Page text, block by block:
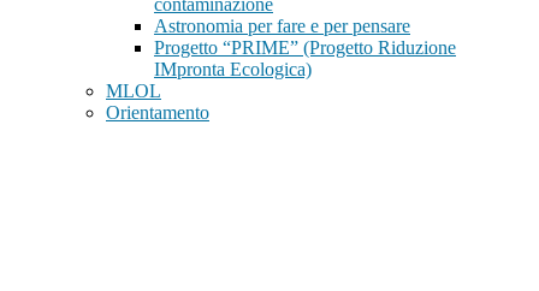
contaminazione
Astronomia per fare e per pensare
Progetto “PRIME” (Progetto Riduzione
IMpronta Ecologica)
MLOL
Orientamento